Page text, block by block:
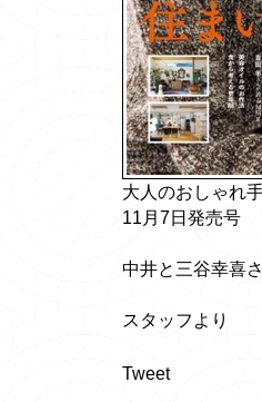
大人のおしゃれ
11月7日発売号
中井と三谷幸喜
スタッフより
Tweet